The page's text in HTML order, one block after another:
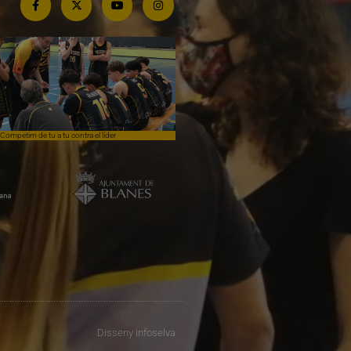
Competim de tu a tu contra el líder
Disseny infoselva